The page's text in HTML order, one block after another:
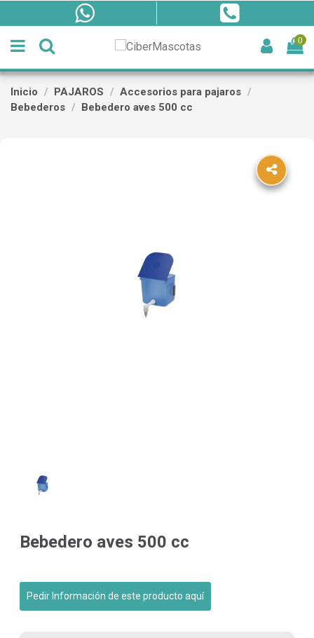
0
Inicio PAJAROS
Accesorios para pajaros
Bebederos
Bebedero aves 500 cc
Bebedero aves 500 cc
Pedir Información de este producto aquí